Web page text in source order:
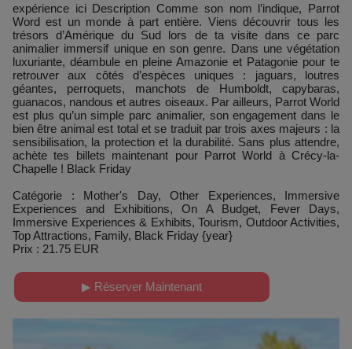
expérience ici Description Comme son nom l’indique, Parrot
Word est un monde à part entière. Viens découvrir tous les
trésors d’Amérique du Sud lors de ta visite dans ce parc
animalier immersif unique en son genre. Dans une végétation
luxuriante, déambule en pleine Amazonie et Patagonie pour te
retrouver aux côtés d’espèces uniques : jaguars, loutres
géantes, perroquets, manchots de Humboldt, capybaras,
guanacos, nandous et autres oiseaux. Par ailleurs, Parrot World
est plus qu’un simple parc animalier, son engagement dans le
bien être animal est total et se traduit par trois axes majeurs : la
sensibilisation, la protection et la durabilité. Sans plus attendre,
achète tes billets maintenant pour Parrot World à Crécy-la-
Chapelle ! Black Friday
Catégorie : Mother's Day, Other Experiences, Immersive
Experiences and Exhibitions, On A Budget, Fever Days,
Immersive Experiences & Exhibits, Tourism, Outdoor Activities,
Top Attractions, Family, Black Friday {year}
Prix : 21.75 EUR
▶ Réserver Maintenant